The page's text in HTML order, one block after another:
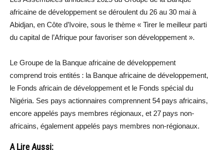
africaine de développement se déroulent du 26 au 30 mai à
Abidjan, en Côte d’Ivoire, sous le thème « Tirer le meilleur parti
du capital de l’Afrique pour favoriser son développement ».
Le Groupe de la Banque africaine de développement
comprend trois entités : la Banque africaine de développement,
le Fonds africain de développement et le Fonds spécial du
Nigéria. Ses pays actionnaires comprennent 54 pays africains,
encore appelés pays membres régionaux, et 27 pays non-
africains, également appelés pays membres non-régionaux.
A Lire Aussi: